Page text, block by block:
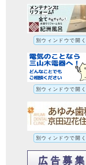
別ウィンドウで開く
別ウィンドウで開く
別ウィンドウで開く